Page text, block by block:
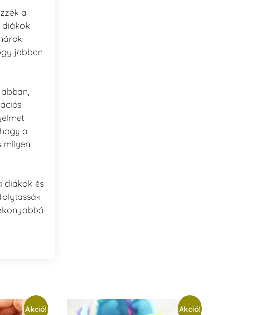
a
diákok
jobban
a
milyen
diákok és
Akció! Akció!